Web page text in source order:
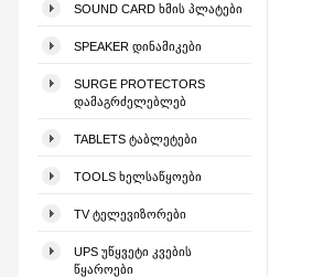
SOUND CARD ᲮᲛᲘᲡ ᲞᲚᲐᲢᲔᲑᲘ
SPEAKER ᲓᲘᲜᲐᲛᲘᲙᲔᲑᲘ
SURGE PROTECTORS
ᲓᲐᲛᲐᲒᲠᲫᲔᲚᲔᲑᲚᲔᲑ
TABLETS ᲢᲐᲑᲚᲔᲢᲔᲑᲘ
TOOLS ᲮᲔᲚᲡᲐᲬᲧᲝᲔᲑᲘ
TV ᲢᲔᲚᲔᲕᲘᲖᲝᲠᲔᲑᲘ
UPS ᲣᲬᲧᲕᲔᲢᲘ ᲙᲕᲔᲑᲘᲡ
ᲬᲧᲐᲠᲝᲔᲑᲘ